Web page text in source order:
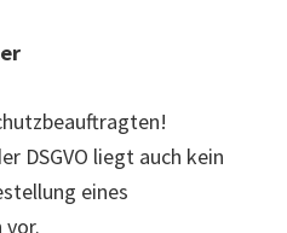
DSGVO liegt auch kein
eines